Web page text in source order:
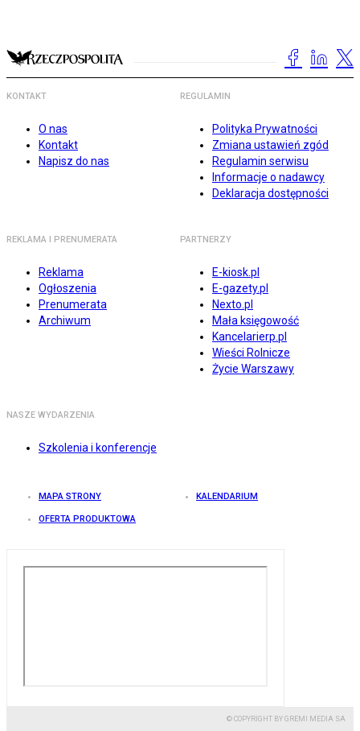
KONTAKT
O nas
Kontakt
Napisz do nas
REGULAMIN
Polityka Prywatności
Zmiana ustawień zgód
Regulamin serwisu
Informacje o nadawcy
Deklaracja dostępności
REKLAMA I PRENUMERATA
Reklama
Ogłoszenia
Prenumerata
Archiwum
PARTNERZY
E-kiosk.pl
E-gazety.pl
Nexto.pl
Mała księgowość
Kancelarierp.pl
Wieści Rolnicze
Życie Warszawy
NASZE WYDARZENIA
Szkolenia i konferencje
MAPA STRONY KALENDARIUM
OFERTA PRODUKTOWA
© COPYRIGHT BY GREMI MEDIA SA